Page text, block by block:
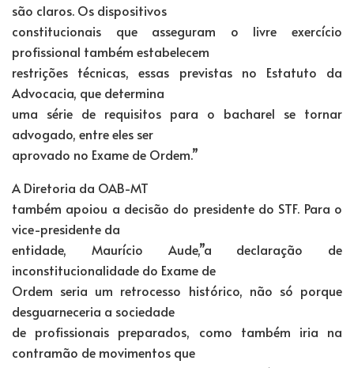
são claros. Os dispositivos
constitucionais que asseguram o livre exercício
profissional também estabelecem
restrições técnicas, essas previstas no Estatuto da
Advocacia, que determina
uma série de requisitos para o bacharel se tornar
advogado, entre eles ser
aprovado no Exame de Ordem.”
A Diretoria da OAB-MT
também apoiou a decisão do presidente do STF. Para o
vice-presidente da
entidade, Maurício Aude,”a declaração de
inconstitucionalidade do Exame de
Ordem seria um retrocesso histórico, não só porque
desguarneceria a sociedade
de profissionais preparados, como também iria na
contramão de movimentos que